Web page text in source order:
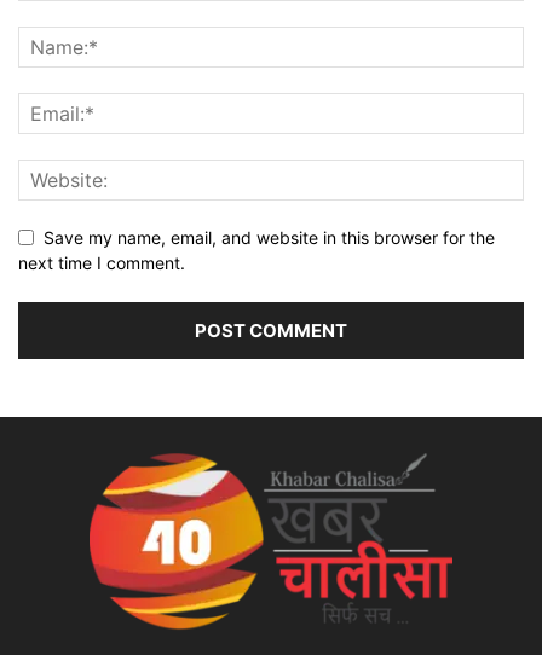
Save my name, email, and website in this browser for the
next time I comment.